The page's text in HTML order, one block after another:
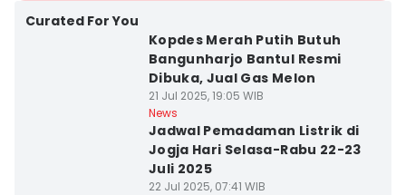
Curated For You
Kopdes Merah Putih Butuh
Bangunharjo Bantul Resmi
Dibuka, Jual Gas Melon
21 Jul 2025, 19:05 WIB
News
Jadwal Pemadaman Listrik di
Jogja Hari Selasa-Rabu 22-23
Juli 2025
22 Jul 2025, 07:41 WIB